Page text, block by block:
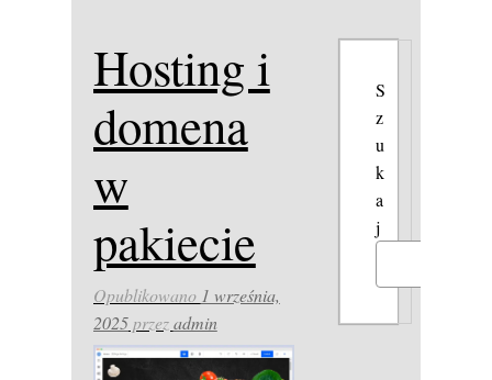
Hosting i
domena
w
pakiecie
Opublikowano 1 września,
2025przezadmin
S
z
u
k
a
j